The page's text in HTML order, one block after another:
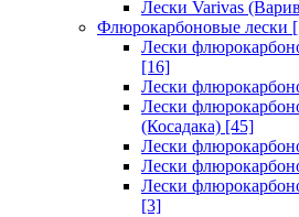
Лески Varivas
Флюрокарбоновые лески
Лески
[16]
Лески
Лески
(Косадака) [45]
Лески
Лески
Лески
[3]